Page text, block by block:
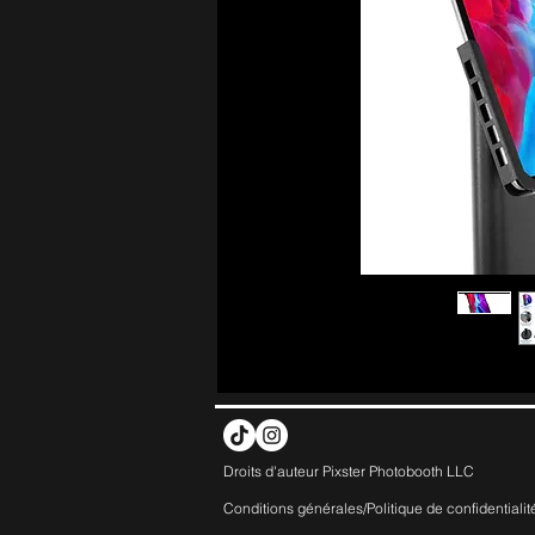
Droits d'auteur Pixster Photobooth LLC
Conditions générales/Politique de